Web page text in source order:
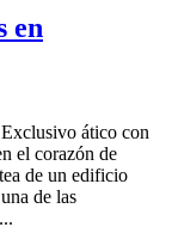
en
Exclusivo ático con
el corazón de
de un edificio
de las